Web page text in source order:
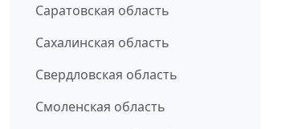
Саратовская область
Сахалинская область
Свердловская область
Смоленская область